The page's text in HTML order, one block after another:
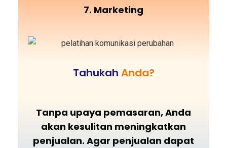
7. Marketing
Tahukah Anda?
Tanpa upaya pemasaran, Anda
akan kesulitan meningkatkan
penjualan. Agar penjualan dapat